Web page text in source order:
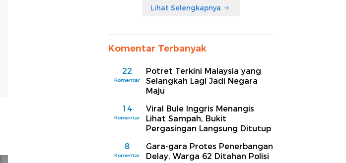
Lihat Selengkapnya
Komentar Terbanyak
22
Komentar
Potret Terkini Malaysia yang
Selangkah Lagi Jadi Negara
Maju
14
Komentar
Viral Bule Inggris Menangis
Lihat Sampah, Bukit
Pergasingan Langsung Ditutup
8
Komentar
Gara-gara Protes Penerbangan
Delay, Warga 62 Ditahan Polisi